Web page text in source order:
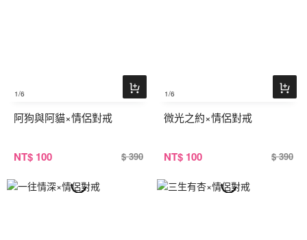
1/6
阿狗與阿貓×情侶對戒
NT$ 100 $ 390
1/6
微光之約×情侶對戒
NT$ 100 $ 390